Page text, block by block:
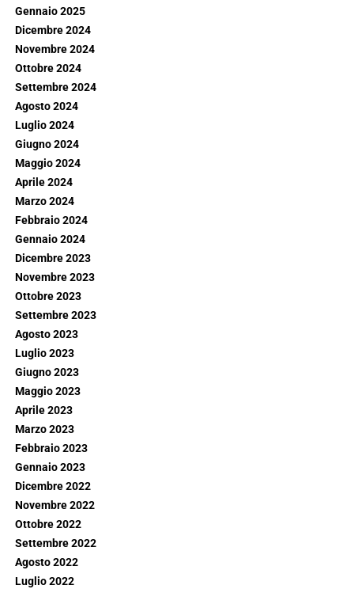
Gennaio 2025
Dicembre 2024
Novembre 2024
Ottobre 2024
Settembre 2024
Agosto 2024
Luglio 2024
Giugno 2024
Maggio 2024
Aprile 2024
Marzo 2024
Febbraio 2024
Gennaio 2024
Dicembre 2023
Novembre 2023
Ottobre 2023
Settembre 2023
Agosto 2023
Luglio 2023
Giugno 2023
Maggio 2023
Aprile 2023
Marzo 2023
Febbraio 2023
Gennaio 2023
Dicembre 2022
Novembre 2022
Ottobre 2022
Settembre 2022
Agosto 2022
Luglio 2022